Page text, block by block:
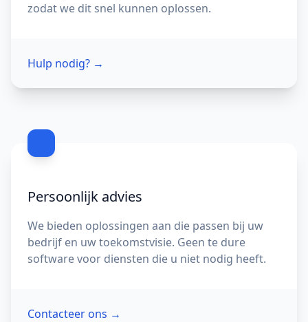
zodat we dit snel kunnen oplossen.
Hulp nodig? →
Persoonlijk advies
We bieden oplossingen aan die passen bij uw
bedrijf en uw toekomstvisie. Geen te dure
software voor diensten die u niet nodig heeft.
Contacteer ons →